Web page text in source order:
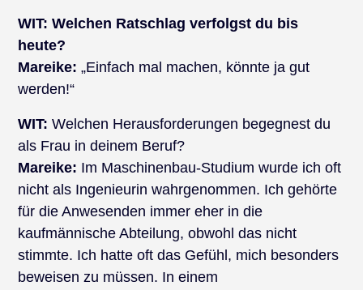
WIT: Welchen Ratschlag verfolgst du bis
heute?
Mareike: „Einfach mal machen, könnte ja gut
werden!“
WIT: Welchen Herausforderungen begegnest du
als Frau in deinem Beruf?
Mareike: Im Maschinenbau-Studium wurde ich oft
nicht als Ingenieurin wahrgenommen. Ich gehörte
für die Anwesenden immer eher in die
kaufmännische Abteilung, obwohl das nicht
stimmte. Ich hatte oft das Gefühl, mich besonders
beweisen zu müssen. In einem